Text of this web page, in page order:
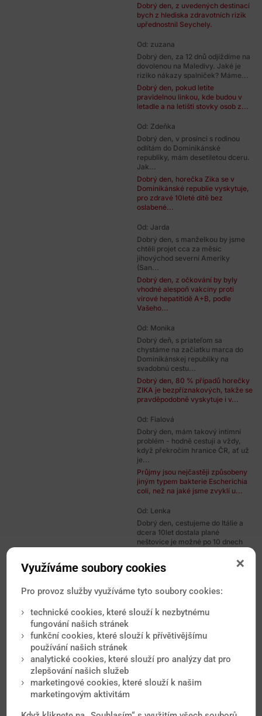
Dobrý den, z uvedených destinací
bych z hlediska zdravotních rizik
upřednostnil Seychely.
Od: zuzana
Dobrý den, za 12 dnů odjíždíme na
dovolenou na Maledivy. Jaké je
riziko nákazy spalniček? Máme...
Dobrý den, pokud letíte
pravidelnou linkou, kde budou v
letadle a na letišti stovky osob z...
Od: Zdeňka
Dobrý den, v prosinci s rodinou
odlítám do Dominikánské
republiky, mám desetiletou dceru.
Jak...
Dobrý den, horečka Zika se v
Dominikánské republie vyskytuje,
pro zdravé 10leté dítě bez
oslabené...
Od: Jarda
Dobrý den, s manželkou by jsme
chtěli projet cca za měsíc
jihovýchod severní Ameriky
(San...
Dobrý den, z očkování by byly
vhodné alespoň vakcíny proti
virové hepatitidě A+B, podle
Vašeho...
Od: Monika
Dobrý deň, s priateľom sa
chystáme na začiatku marca do
Dominikánskej republiky na
svadobnú cestu...
Dobrý den, 80 % případů horečky
ZIKA je bezpříznakových, takže se
pravděpodobně vyskytuje i v...
Od: Fialová
Dobrý den, mám takový intimní
problém - hodně cestuji a vždy,
když překročím hranice ČR, ať už
je...
Průjmy jsou nejčastěji způsobeny
jiným typem bakterie Escherichia
coli, než na jaké jsme zvyklí u...
Od: Lenka
Dobrý den, cestujeme do Itálie a
dcera 10let dostala plané
neštovice je možné po 10 dnech
Dobrý den, to záleží od toho, pod
jakým klinickým obrazem bude
Dobrý den, jsme na dovolené v
v říjnu podstoupit IVF, myslíte...
Zika v Egyptě aktuálně nehrozí, v
této zemi jsou však i jiné...
Od: Iveta
Využíváme soubory cookies
Pro provoz služby využíváme tyto soubory cookies:
technické cookies, které slouží k nezbytnému
fungování našich stránek
funkční cookies, které slouží k přívětivějšímu
používání našich stránek
analytické cookies, které slouží pro analýzy dat pro
zlepšování našich služeb
marketingové cookies, které slouží k našim
marketingovým aktivitám